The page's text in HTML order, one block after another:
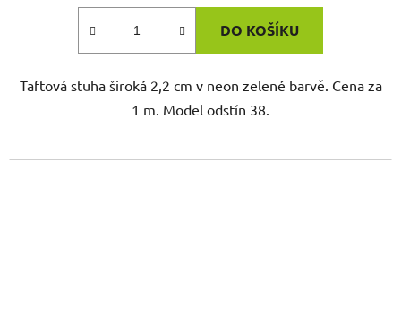
DO KOŠÍKU
Taftová stuha široká 2,2 cm v neon zelené barvě. Cena za
1 m. Model odstín 38.